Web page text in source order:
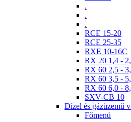
.
.
.
RCE 15-20
RCE 25-35
RXE 10-16C
RX 20 1,4 -
RX 60 2,5 -
RX 60 3,5 -
RX 60 6,0 -
SXV-CB 10
Dízel és gázüzemű
Főmenü